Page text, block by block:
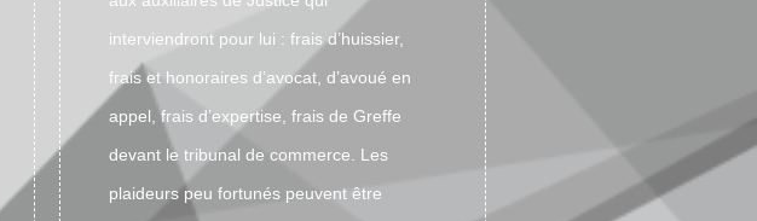
interviendront pour lui : frais d’huissier,
frais et honoraires d’avocat, d’avoué en
appel, frais d’expertise, frais de Greffe
devant le tribunal de commerce. Les
plaideurs peu fortunés peuvent être